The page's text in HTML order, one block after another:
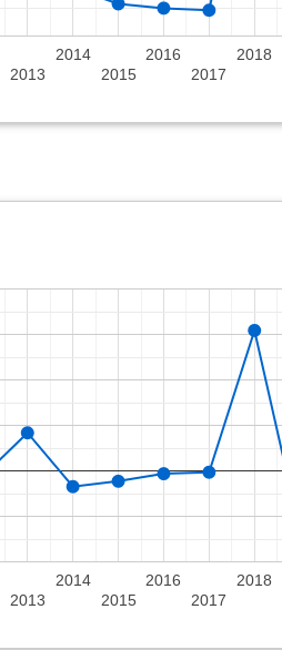
2013
2014
2015
2016
2017
2018
2013
2014
2015
2016
2017
2018